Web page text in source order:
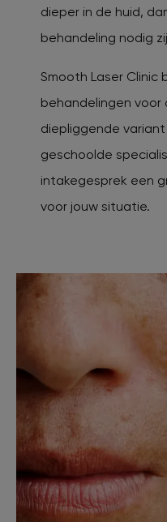
dieper in de huid,
behandeling nodig
Smooth Laser Clinic
behandelingen voor
diepliggende
geschoolde
intakegesprek een
voor jouw situatie.